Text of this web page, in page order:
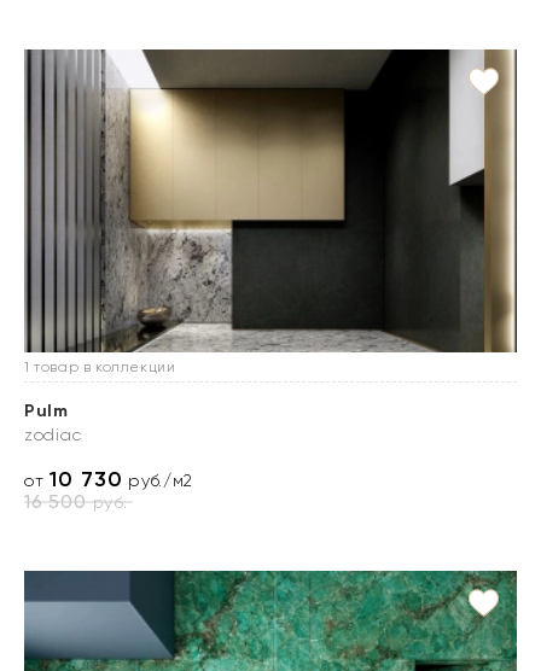
1 товар в коллекции
Pulm
zodiac
от10 730 руб./м2
16 500руб.